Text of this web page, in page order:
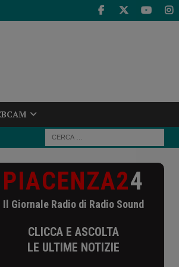
PIACENZA24
Il Giornale Radio di Radio Sound
CLICCA E ASCOLTA
LE ULTIME NOTIZIE